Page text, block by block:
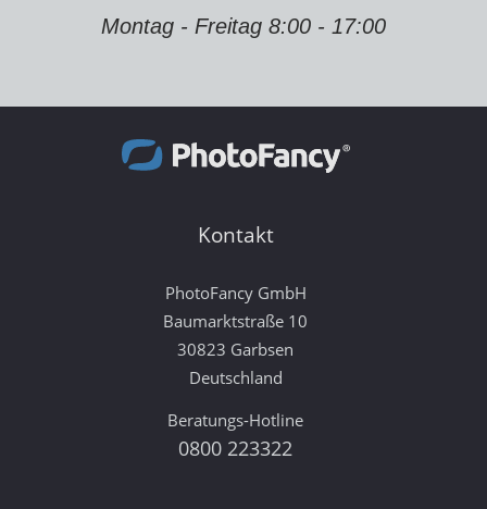
Montag - Freitag 8:00 - 17:00
Kontakt
PhotoFancy GmbH
Baumarktstraße 10
30823 Garbsen
Deutschland
Beratungs-Hotline
0800 223322